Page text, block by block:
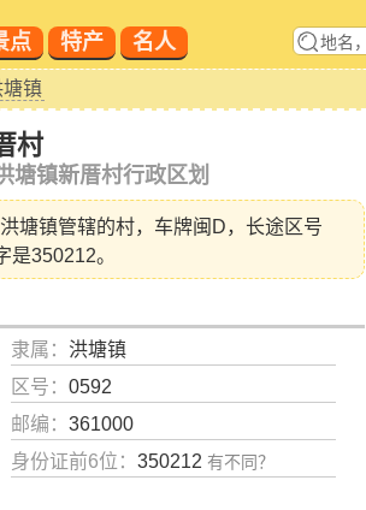
点 特产 名人
塘镇
村
塘镇新厝村行政区划
塘镇管辖的村，车牌闽D，长途区号
350212。
隶属： 洪塘镇
区号： 0592
邮编： 361000
身份证前6位： 350212 有不同？